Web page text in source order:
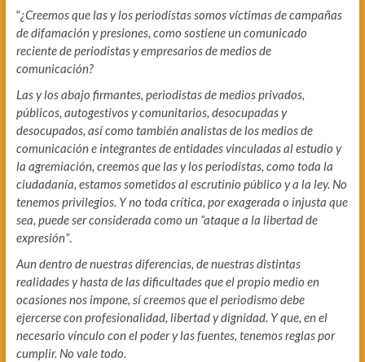
“¿Creemos que las y los periodistas somos víctimas de campañas
de difamación y presiones, como sostiene un comunicado
reciente de periodistas y empresarios de medios de
comunicación?
Las y los abajo firmantes, periodistas de medios privados,
públicos, autogestivos y comunitarios, desocupadas y
desocupados, así como también analistas de los medios de
comunicación e integrantes de entidades vinculadas al estudio y
la agremiación, creemos que las y los periodistas, como toda la
ciudadanía, estamos sometidos al escrutinio público y a la ley. No
tenemos privilegios. Y no toda crítica, por exagerada o injusta que
sea, puede ser considerada como un “ataque a la libertad de
expresión”.
Aun dentro de nuestras diferencias, de nuestras distintas
realidades y hasta de las dificultades que el propio medio en
ocasiones nos impone, sí creemos que el periodismo debe
ejercerse con profesionalidad, libertad y dignidad. Y que, en el
necesario vínculo con el poder y las fuentes, tenemos reglas por
cumplir. No vale todo.